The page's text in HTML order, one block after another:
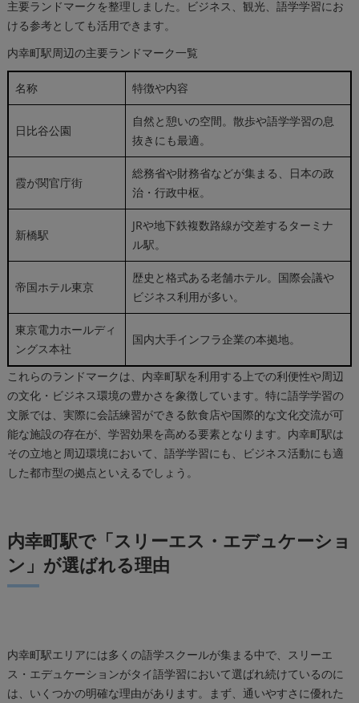
主要ランドマークを整理しました。ビジネス、観光、語学学習にお
ける参考としても活用できます。
内幸町駅周辺の主要ランドマーク一覧
名称 特徴や内容
日比谷公園
自然と憩いの空間。散歩や語学学習の息
抜きにも最適。
霞が関官庁街
総務省や財務省などが集まる、日本の政
治・行政中枢。
新橋駅
JRや地下鉄複数路線が交差するターミナ
ル駅。
帝国ホテル東京
歴史と格式ある老舗ホテル。国際会議や
ビジネス利用が多い。
東京電力ホールディ
ングス本社
国内大手インフラ企業の本拠地。
これらのランドマークは、内幸町駅を利用する上での利便性や周辺
の文化・ビジネス環境の豊かさを象徴しています。特に語学学習の
文脈では、実際に会話練習ができる飲食店や国際的な文化交流が可
能な施設の存在が、学習効果を高める要素となります。内幸町駅は
その立地と周辺環境において、語学学習にも、ビジネス活動にも適
した都市型の拠点といえるでしょう。
内幸町駅で「スリーエス・エデュケーショ
ン」が選ばれる理由
内幸町駅エリアには多くの語学スクールが集まる中で、スリーエ
ス・エデュケーションがタイ語学習において選ばれ続けているのに
は、いくつかの明確な理由があります。まず、通いやすさに優れた